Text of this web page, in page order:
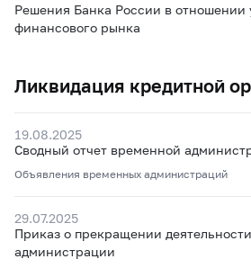
Решения Банка России в отношении
финансового рынка
Ликвидация кредитной
19.08.2025
Сводный отчет временной
Объявления временных администраций
29.07.2025
Приказ о прекращении
администрации